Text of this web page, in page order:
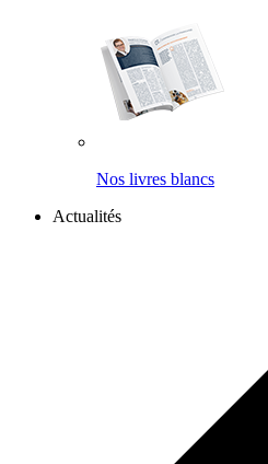
Nos livres blancs
Actualités